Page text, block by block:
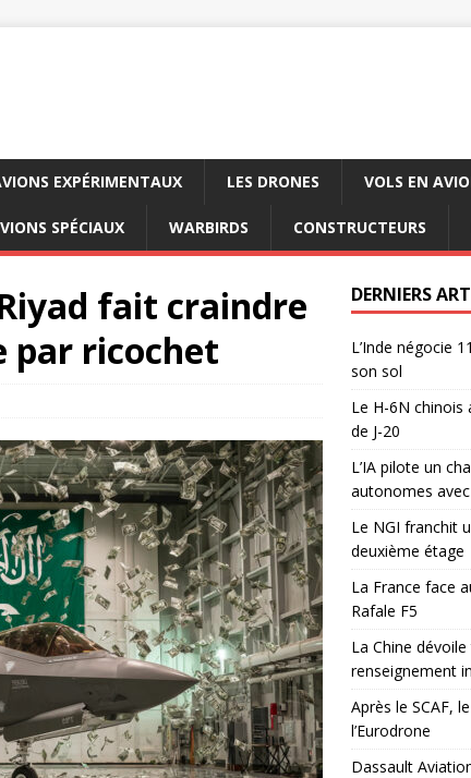
EXPÉRIMENTAUX LES DRONES VOLS EN
SPÉCIAUX WARBIRDS CONSTRUCTEURS
fait craindre
par ricochet
DERNIERS
L’Inde négocie
son sol
Le H-6N chinois
de J-20
L’IA pilote un
autonomes
Le NGI franchit
deuxième étage
La France face
Rafale F5
La Chine
renseignement
Après le SCAF,
l’Eurodrone
Dassault